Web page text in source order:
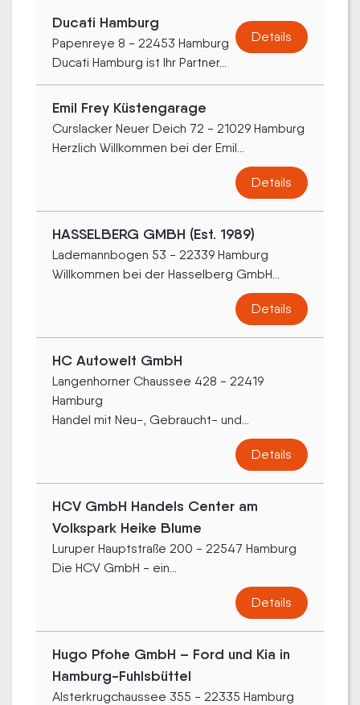
Ducati Hamburg
Papenreye 8 - 22453 Hamburg
Ducati Hamburg ist Ihr Partner...
Details
Emil Frey Küstengarage
Curslacker Neuer Deich 72 - 21029 Hamburg
Herzlich Willkommen bei der Emil...
Details
HASSELBERG GMBH (Est. 1989)
Lademannbogen 53 - 22339 Hamburg
Willkommen bei der Hasselberg GmbH...
Details
HC Autowelt GmbH
Langenhorner Chaussee 428 - 22419
Hamburg
Handel mit Neu-, Gebraucht- und...
Details
HCV GmbH Handels Center am
Volkspark Heike Blume
Luruper Hauptstraße 200 - 22547 Hamburg
Die HCV GmbH - ein...
Details
Hugo Pfohe GmbH – Ford und Kia in
Hamburg-Fuhlsbüttel
Alsterkrugchaussee 355 - 22335 Hamburg